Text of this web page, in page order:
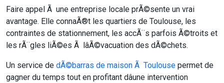
Faire appel Ã une entreprise locale prÃ©sente un vrai
avantage. Elle connaÃ®t les quartiers de Toulouse, les
contraintes de stationnement, les accÃ¨s parfois Ã©troits et
les rÃ¨gles liÃ©es Ã lâÃ©vacuation des dÃ©chets.
Un service de dÃ©barras de maison Ã Toulouse permet de
gagner du temps tout en profitant dâune intervention